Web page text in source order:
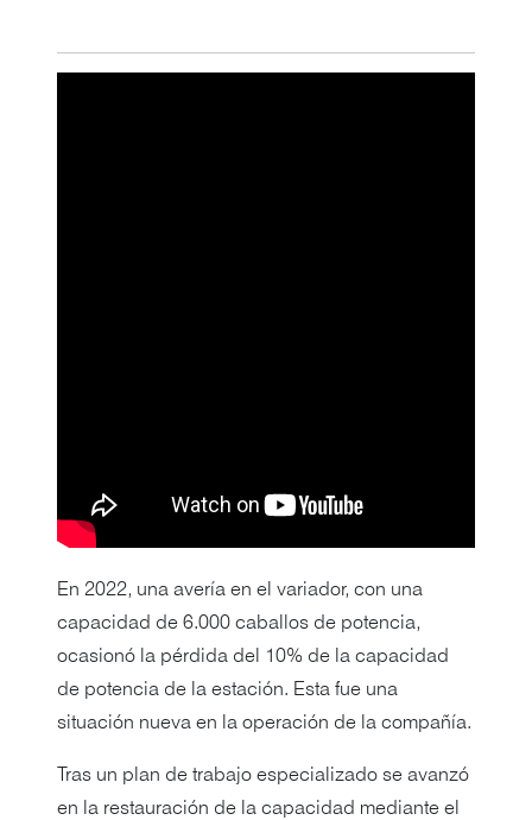
En 2022, una avería en el variador, con una
capacidad de 6.000 caballos de potencia,
ocasionó la pérdida del 10% de la capacidad
de potencia de la estación. Esta fue una
situación nueva en la operación de la compañía.
Tras un plan de trabajo especializado se avanzó
en la restauración de la capacidad mediante el